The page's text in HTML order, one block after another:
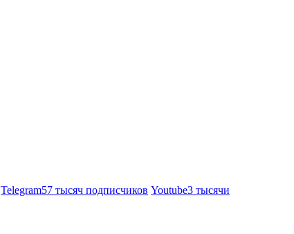
Telegram57 тысяч подписчиков Youtube3 тысячи